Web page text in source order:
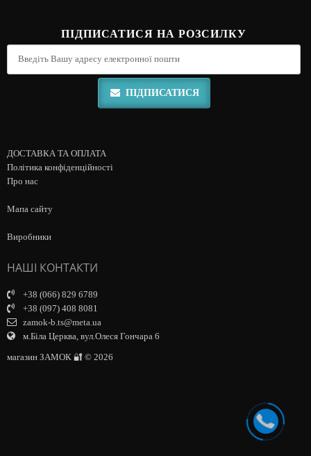
ПІДПИСАТИСЯ НА РОЗСИЛКУ
ПІДПИСАТИСЯ
ДОСТАВКА ТА ОПЛАТА
Політика конфіденційності
Про нас
Мапа сайту
Виробники
НАШІ КОНТАКТИ
+38 (066) 829 6789
+38 (097) 408 8081
zamok-b.ts@meta.ua
м.Біла Церква, вул.Олеся Гончара 6
магазин ЗАМОК 🔐 © 2026